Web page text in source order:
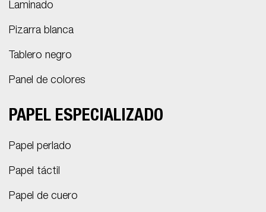
Laminado
Pizarra blanca
Tablero negro
Panel de colores
PAPEL ESPECIALIZADO
Papel perlado
Papel táctil
Papel de cuero